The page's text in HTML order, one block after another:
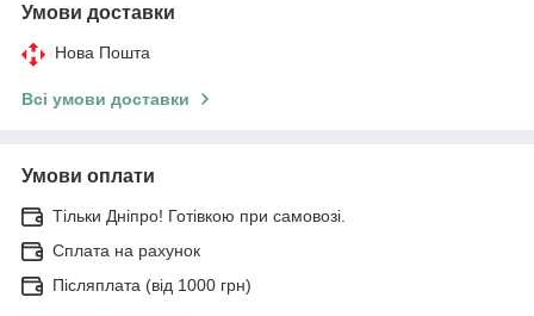
Умови доставки
Нова Пошта
Всі умови доставки
Умови оплати
Тільки Дніпро! Готівкою при самовозі.
Сплата на рахунок
Післяплата (від 1000 грн)